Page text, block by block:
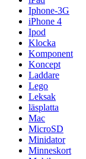
Iphone-3G
iPhone 4
Ipod
Klocka
Komponent
Koncept
Laddare
Lego
Leksak
läsplatta
Mac
MicroSD
Minidator
Minneskort